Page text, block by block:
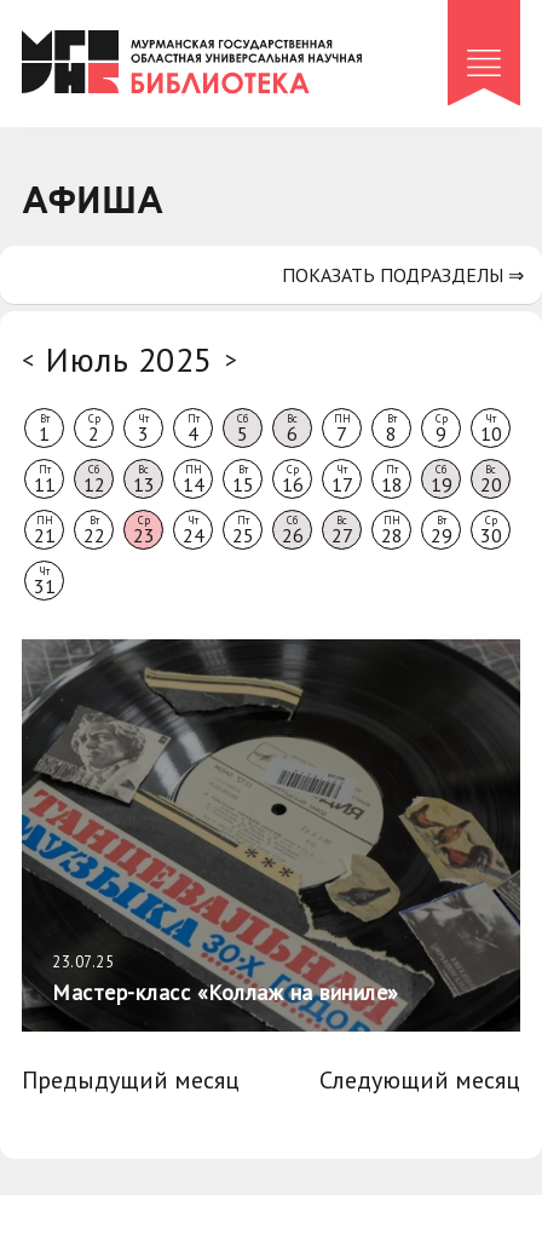
Клуб «Гиря и сельдерей»
Клуб «Семейный архив»
Коллегам
АФИША
< Июль 2025 >
Вт
1
Ср
2
Чт
3
Пт
4
Сб
5
Вс
6
ПН
7
Вт
8
Ср
9
Чт
10
Пт
11
Сб
12
Вс
13
ПН
14
Вт
15
Ср
16
Чт
17
Пт
18
Сб
19
Вс
20
ПН
21
Вт
22
Ср
23
Чт
24
Пт
25
Сб
26
Вс
27
ПН
28
Вт
29
Ср
30
Чт
31
23.07.25
Мастер-класс «Коллаж на виниле»
Предыдущий месяц Следующий месяц
ПОКАЗАТЬ ПОДРАЗДЕЛЫ ⇒